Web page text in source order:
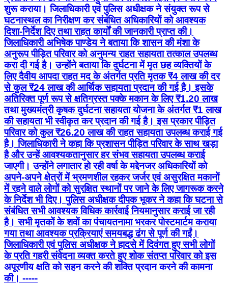
शुरू कराया। जिलाधिकारी एवं पुलिस अधीक्षक ने संयुक्त रूप से
घटनास्थल का निरीक्षण कर संबंधित अधिकारियों को आवश्यक
दिशा-निर्देश दिए तथा राहत कार्यों की जानकारी प्राप्त की।
जिलाधिकारी अभिषेक पाण्डेय ने बताया कि शासन की मंशा के
अनुरूप पीड़ित परिवार को अनुमन्य राहत सहायता तत्काल उपलब्ध
करा दी गई है। उन्होंने बताया कि दुर्घटना में मृत छह व्यक्तियों के
लिए दैवीय आपदा राहत मद के अंतर्गत प्रति मृतक ₹4 लाख की दर
से कुल ₹24 लाख की आर्थिक सहायता प्रदान की गई है। इसके
अतिरिक्त पूर्ण रूप से क्षतिग्रस्त पक्के मकान के लिए ₹1.20 लाख
तथा मुख्यमंत्री कृषक दुर्घटना सहायता योजना के अंतर्गत ₹1 लाख
की सहायता भी स्वीकृत कर प्रदान की गई है। इस प्रकार पीड़ित
परिवार को कुल ₹26.20 लाख की राहत सहायता उपलब्ध कराई गई
है। जिलाधिकारी ने कहा कि प्रशासन पीड़ित परिवार के साथ खड़ा
है और उन्हें आवश्यकतानुसार हर संभव सहायता उपलब्ध कराई
जाएगी। उन्होंने लगातार हो रही वर्षा के मद्देनजर अधिकारियों को
अपने-अपने क्षेत्रों में भ्रमणशील रहकर जर्जर एवं असुरक्षित मकानों
में रहने वाले लोगों को सुरक्षित स्थानों पर जाने के लिए जागरूक करने
के निर्देश भी दिए। पुलिस अधीक्षक दीपक भूकर ने कहा कि घटना से
संबंधित सभी आवश्यक विधिक कार्रवाई नियमानुसार कराई जा रही
है। सभी मृतकों के शवों का पंचायतनामा भरकर पोस्टमार्टम कराया
गया तथा आवश्यक प्रक्रियाएं समयबद्ध ढंग से पूर्ण की गईं।
जिलाधिकारी एवं पुलिस अधीक्षक ने हादसे में दिवंगत हुए सभी लोगों
के प्रति गहरी संवेदना व्यक्त करते हुए शोक संतप्त परिवार को इस
अपूरणीय क्षति को सहन करने की शक्ति प्रदान करने की कामना
की। -----